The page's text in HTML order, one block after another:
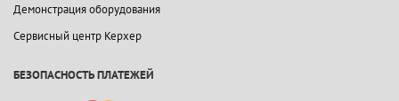
Демонстрация оборудования
Сервисный центр Керхер
БЕЗОПАСНОСТЬ ПЛАТЕЖЕЙ